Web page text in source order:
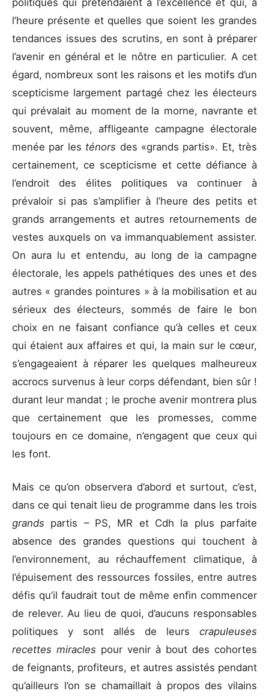
politiques qui prétendaient à l’excellence et qui, à
l’heure présente et quelles que soient les grandes
tendances issues des scrutins, en sont à préparer
l’avenir en général et le nôtre en particulier. A cet
égard, nombreux sont les raisons et les motifs d’un
scepticisme largement partagé chez les électeurs
qui prévalait au moment de la morne, navrante et
souvent, même, affligeante campagne électorale
menée par les ténors des «grands partis». Et, très
certainement, ce scepticisme et cette défiance à
l’endroit des élites politiques va continuer à
prévaloir si pas s’amplifier à l’heure des petits et
grands arrangements et autres retournements de
vestes auxquels on va immanquablement assister.
On aura lu et entendu, au long de la campagne
électorale, les appels pathétiques des unes et des
autres « grandes pointures » à la mobilisation et au
sérieux des électeurs, sommés de faire le bon
choix en ne faisant confiance qu’à celles et ceux
qui étaient aux affaires et qui, la main sur le cœur,
s’engageaient à réparer les quelques malheureux
accrocs survenus à leur corps défendant, bien sûr !
durant leur mandat ; le proche avenir montrera plus
que certainement que les promesses, comme
toujours en ce domaine, n’engagent que ceux qui
les font.
Mais ce qu’on observera d’abord et surtout, c’est,
dans ce qui tenait lieu de programme dans les trois
grands partis – PS, MR et Cdh la plus parfaite
absence des grandes questions qui touchent à
l’environnement, au réchauffement climatique, à
l’épuisement des ressources fossiles, entre autres
défis qu’il faudrait tout de même enfin commencer
de relever. Au lieu de quoi, d’aucuns responsables
politiques y sont allés de leurs crapuleuses
recettes miracles pour venir à bout des cohortes
de feignants, profiteurs, et autres assistés pendant
qu’ailleurs l’on se chamaillait à propos des vilains